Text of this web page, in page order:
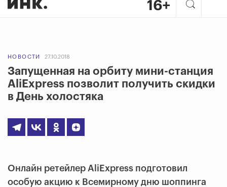
НОВОСТИ 27.10.2018
Запущенная на орбиту мини-станция
AliExpress позволит получить скидки
в День холостяка
Онлайн ретейлер AliExpress подготовил
особую акцию к Всемирному дню шоппинга